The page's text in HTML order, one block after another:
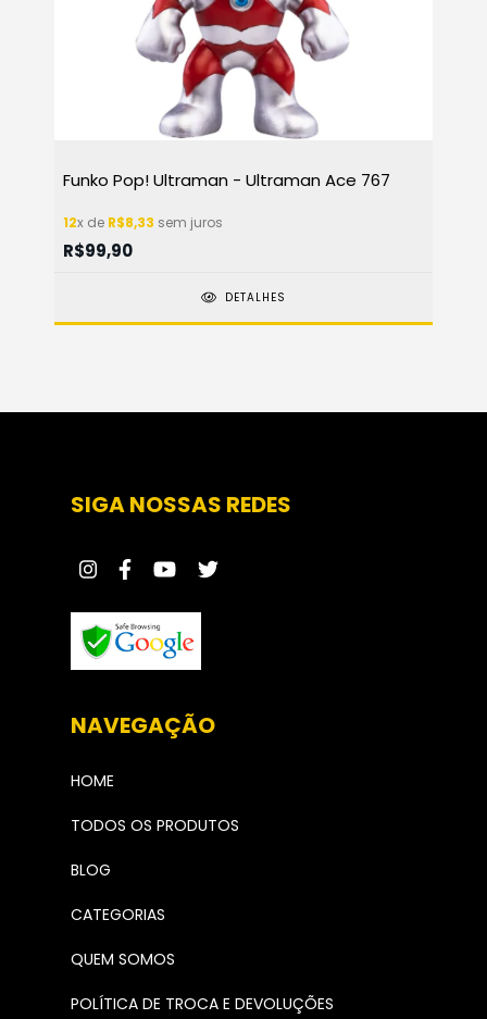
Funko Pop! Ultraman - Ultraman Ace 767
12x de R$8,33 sem juros
R$99,90
DETALHES
SIGA NOSSAS REDES
NAVEGAÇÃO
HOME
TODOS OS PRODUTOS
BLOG
CATEGORIAS
QUEM SOMOS
POLÍTICA DE TROCA E DEVOLUÇÕES